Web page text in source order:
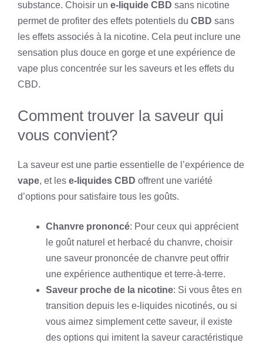
substance. Choisir un e-liquide CBD sans nicotine
permet de profiter des effets potentiels du CBD sans
les effets associés à la nicotine. Cela peut inclure une
sensation plus douce en gorge et une expérience de
vape plus concentrée sur les saveurs et les effets du
CBD.
Comment trouver la saveur qui
vous convient?
La saveur est une partie essentielle de l’expérience de
vape, et les e-liquides CBD offrent une variété
d’options pour satisfaire tous les goûts.
Chanvre prononcé: Pour ceux qui apprécient
le goût naturel et herbacé du chanvre, choisir
une saveur prononcée de chanvre peut offrir
une expérience authentique et terre-à-terre.
Saveur proche de la nicotine: Si vous êtes en
transition depuis les e-liquides nicotinés, ou si
vous aimez simplement cette saveur, il existe
des options qui imitent la saveur caractéristique